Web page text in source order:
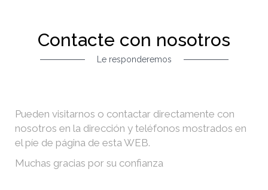
Contacte con nosotros
Le responderemos
Pueden visitarnos o contactar directamente con
nosotros en la dirección y teléfonos mostrados en
el píe de página de esta WEB.
Muchas gracias por su confianza